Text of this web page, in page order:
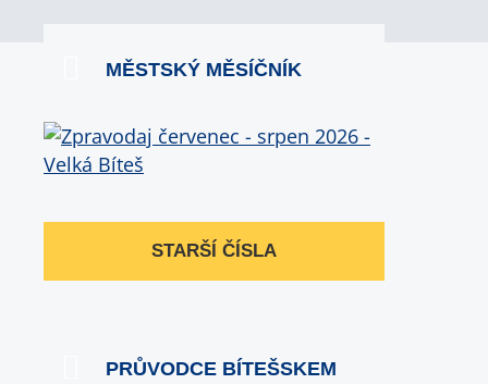
MĚSTSKÝ MĚSÍČNÍK
STARŠÍ ČÍSLA
PRŮVODCE BÍTEŠSKEM